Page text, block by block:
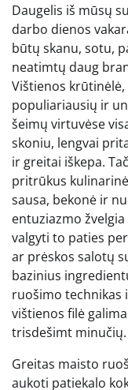
Daugelis iš mūsų
darbo dienos
būtų skanu, sotu,
neatimtų daug
Vištienos
populiariausių ir
šeimų virtuvėse
skoniu, lengvai
ir greitai iškepa.
pritrūkus
sausa, bekonė ir
entuziazmo
valgyti to paties
ar prėskos salotų
bazinius
ruošimo technikas
vištienos filė
trisdešimt minučių.
Greitas maisto
aukoti patiekalo